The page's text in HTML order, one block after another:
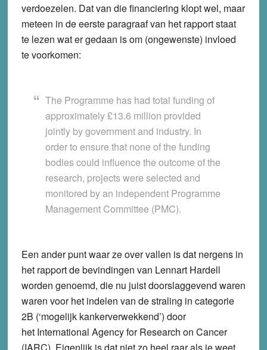
verdoezelen. Dat van die financiering klopt wel, maar
meteen in de eerste paragraaf van het rapport staat
te lezen wat er gedaan is om (ongewenste) invloed
te voorkomen:
The Programme has had total funding of
approximately £13.6 million provided
jointly by government and industry. In
order to ensure that none of the funding
bodies could influence the outcome of the
research, projects were selected and
monitored by an independent Programme
Management Committee (PMC).
Een ander punt waar ze over vallen is dat nergens in
het rapport de bevindingen van Lennart Hardell
worden genoemd, die nu juist doorslaggevend waren
waren voor het indelen van de straling in categorie
2B (‘mogelijk kankerverwekkend’) door
het International Agency for Research on Cancer
(IARC). Eigenlijk is dat niet zo heel raar als je weet